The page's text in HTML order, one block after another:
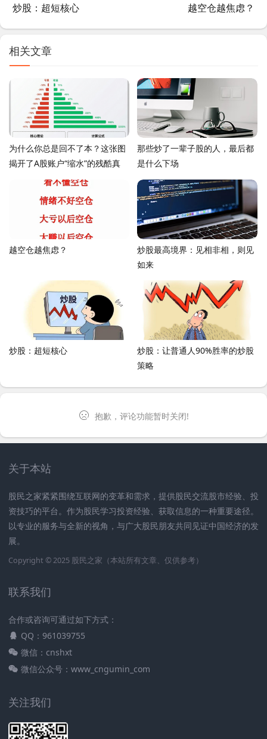
炒股：超短核心 越空仓越焦虑？
相关文章
为什么你总是回不了本？这张图
揭开了A股账户“缩水”的残酷真
那些炒了一辈子股的人，最后都
是什么下场
越空仓越焦虑？
炒股最高境界：见相非相，则见
如来
炒股：超短核心
炒股：让普通人90%胜率的炒股
策略
抱歉，评论功能暂时关闭!
关于本站
股民之家紧紧围绕互联网的变革和需求，提供股民交流股市经验、投
资技巧的平台。作为股民学习投资经验、获取信息的一种重要途径。
以专业的服务与全新的视角，与广大股民朋友共同见证中国经济的发
展。
Copyright © 2025 股民之家 （本站所有文章、仅供参考）
联系我们
合作或咨询可通过如下方式：
QQ：961039755
微信：cnshxt
微信公众号：www_cngumin_com
关注我们